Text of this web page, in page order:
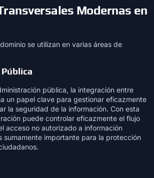
Modernas en
se utilizan en varias áreas de
pública, la integración entre
un papel clave para gestionar eficazmente
la seguridad de la información. Con esta
puede controlar eficazmente el flujo
acceso no autorizado a información
sumamente importante para la protección